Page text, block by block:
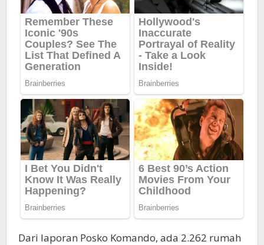
Dari laporan Posko Komando, ada 2.262 rumah